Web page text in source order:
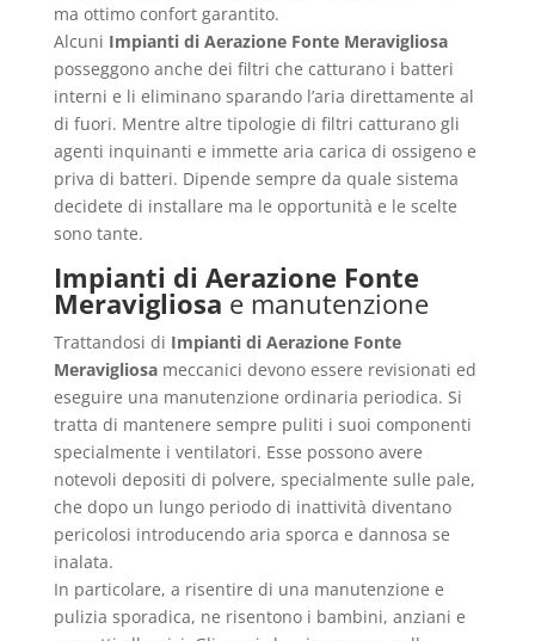
ma ottimo confort garantito.
Alcuni Impianti di Aerazione Fonte Meravigliosa
posseggono anche dei filtri che catturano i batteri
interni e li eliminano sparando l’aria direttamente al
di fuori. Mentre altre tipologie di filtri catturano gli
agenti inquinanti e immette aria carica di ossigeno e
priva di batteri. Dipende sempre da quale sistema
decidete di installare ma le opportunità e le scelte
sono tante.
Impianti di Aerazione Fonte
Meravigliosa e manutenzione
Trattandosi di Impianti di Aerazione Fonte
Meravigliosameccanici devono essere revisionati ed
eseguire una manutenzione ordinaria periodica. Si
tratta di mantenere sempre puliti i suoi componenti
specialmente i ventilatori. Esse possono avere
notevoli depositi di polvere, specialmente sulle pale,
che dopo un lungo periodo di inattività diventano
pericolosi introducendo aria sporca e dannosa se
inalata.
In particolare, a risentire di una manutenzione e
pulizia sporadica, ne risentono i bambini, anziani e